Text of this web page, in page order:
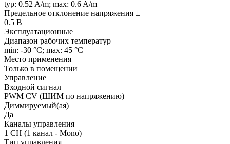
typ: 0.52 A/m; max: 0.6 A/m
Предельное отклонение напряжения ±
0.5 В
Эксплуатационные
Диапазон рабочих температур
min: -30 °C; max: 45 °C
Место применения
Только в помещении
Управление
Входной сигнал
PWM СV (ШИМ по напряжению)
Диммируемый(ая)
Да
Каналы управления
1 CH (1 канал - Mono)
Тип управления